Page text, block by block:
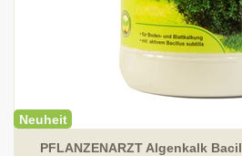
Neuheit
PFLANZENARZT Algenkalk